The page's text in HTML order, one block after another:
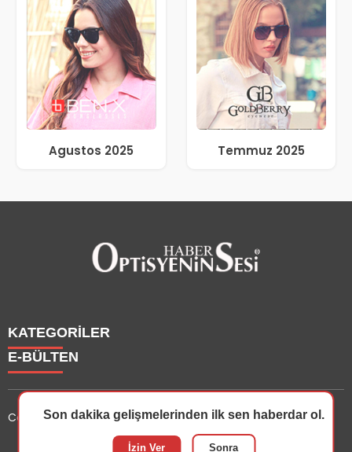
Agustos 2025 Temmuz 2025
KATEGORİLER
Haberler
Yazarlarımız
Etkinlik
E-BÜLTEN
optisyeninsesi.come-bültenine abone olarak, tarafınıza
Copyright © 2025 OptisyeninSesi Tüm Hakları Saklıdır.
Son dakika gelişmelerinden ilk sen haberdar ol.
İzin Ver Sonra